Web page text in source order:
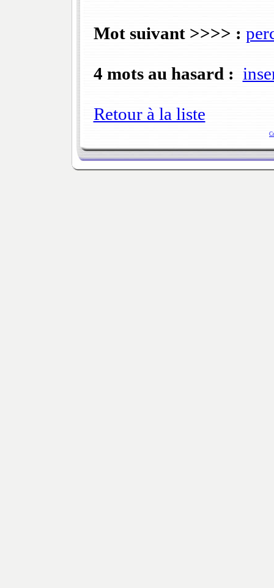
Mot suivant >>>> :
4 mots au hasard :
Retour à la liste